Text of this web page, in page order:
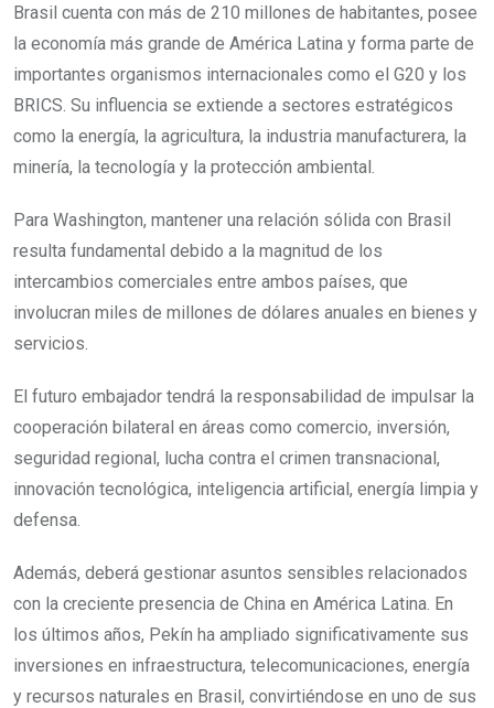
Brasil cuenta con más de 210 millones de habitantes, posee
la economía más grande de América Latina y forma parte de
importantes organismos internacionales como el G20 y los
BRICS. Su influencia se extiende a sectores estratégicos
como la energía, la agricultura, la industria manufacturera, la
minería, la tecnología y la protección ambiental.
Para Washington, mantener una relación sólida con Brasil
resulta fundamental debido a la magnitud de los
intercambios comerciales entre ambos países, que
involucran miles de millones de dólares anuales en bienes y
servicios.
El futuro embajador tendrá la responsabilidad de impulsar la
cooperación bilateral en áreas como comercio, inversión,
seguridad regional, lucha contra el crimen transnacional,
innovación tecnológica, inteligencia artificial, energía limpia y
defensa.
Además, deberá gestionar asuntos sensibles relacionados
con la creciente presencia de China en América Latina. En
los últimos años, Pekín ha ampliado significativamente sus
inversiones en infraestructura, telecomunicaciones, energía
y recursos naturales en Brasil, convirtiéndose en uno de sus